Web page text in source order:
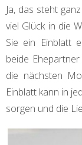
Ja, das steht
viel Glück in die
Sie ein Einblatt
beide
die nächsten
Einblatt kann in
sorgen und die